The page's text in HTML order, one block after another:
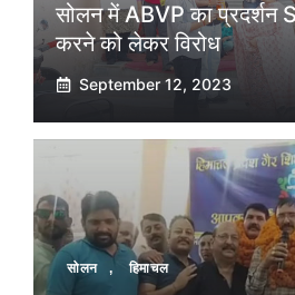
सोलन में ABVP का प्रदर्शन
करने को लेकर विरोध
September 12, 2023
सोलन , हिमाचल